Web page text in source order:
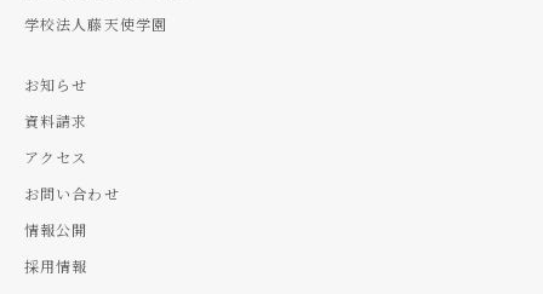
学校法人藤天使学園
お知らせ
資料請求
アクセス
お問い合わせ
情報公開
採用情報